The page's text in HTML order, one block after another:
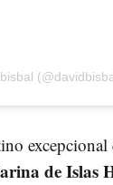
de Islas